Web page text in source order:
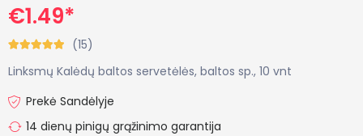
€1.49*
(15)
Linksmų Kalėdų baltos servetėlės, baltos sp., ​​10 vnt
Prekė Sandėlyje
14 dienų pinigų grąžinimo garantija